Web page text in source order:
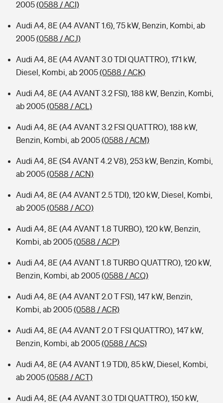
2005(0588 / ACI)
Audi A4, 8E (A4 AVANT 1.6), 75 kW, Benzin, Kombi, ab
2005(0588 / ACJ)
Audi A4, 8E (A4 AVANT 3.0 TDI QUATTRO), 171 kW,
Diesel, Kombi, ab 2005(0588 / ACK)
Audi A4, 8E (A4 AVANT 3.2 FSI), 188 kW, Benzin, Kombi,
ab 2005(0588 / ACL)
Audi A4, 8E (A4 AVANT 3.2 FSI QUATTRO), 188 kW,
Benzin, Kombi, ab 2005(0588 / ACM)
Audi A4, 8E (S4 AVANT 4.2 V8), 253 kW, Benzin, Kombi,
ab 2005(0588 / ACN)
Audi A4, 8E (A4 AVANT 2.5 TDI), 120 kW, Diesel, Kombi,
ab 2005(0588 / ACO)
Audi A4, 8E (A4 AVANT 1.8 TURBO), 120 kW, Benzin,
Kombi, ab 2005(0588 / ACP)
Audi A4, 8E (A4 AVANT 1.8 TURBO QUATTRO), 120 kW,
Benzin, Kombi, ab 2005(0588 / ACQ)
Audi A4, 8E (A4 AVANT 2.0 T FSI), 147 kW, Benzin,
Kombi, ab 2005(0588 / ACR)
Audi A4, 8E (A4 AVANT 2.0 T FSI QUATTRO), 147 kW,
Benzin, Kombi, ab 2005(0588 / ACS)
Audi A4, 8E (A4 AVANT 1.9 TDI), 85 kW, Diesel, Kombi,
ab 2005(0588 / ACT)
Audi A4, 8E (A4 AVANT 3.0 TDI QUATTRO), 150 kW,